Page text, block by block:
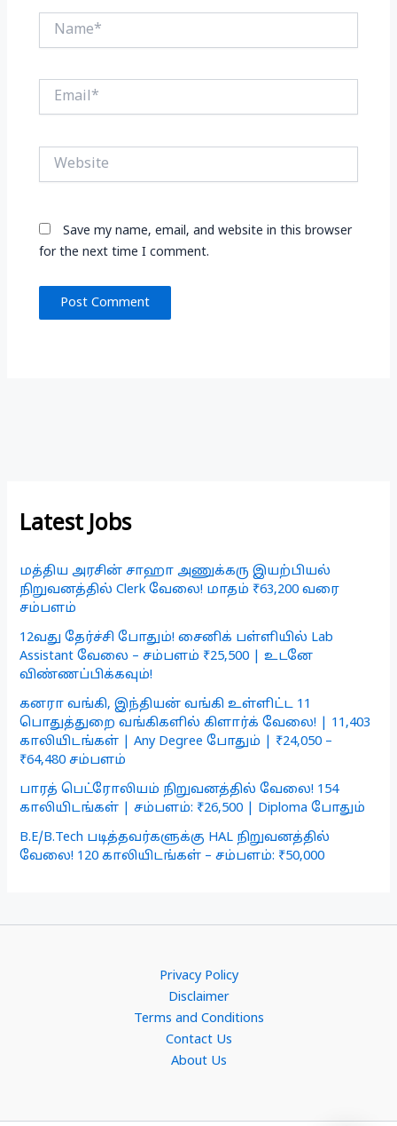
Name*
Email*
Website
Save my name, email, and website in this browser
for the next time I comment.
Latest Jobs
மத்திய அரசின் சாஹா அணுக்கரு இயற்பியல்
நிறுவனத்தில் Clerk வேலை! மாதம் ₹63,200 வரை
சம்பளம்
12வது தேர்ச்சி போதும்! சைனிக் பள்ளியில் Lab
Assistant வேலை – சம்பளம் ₹25,500 | உடனே
விண்ணப்பிக்கவும்!
கனரா வங்கி, இந்தியன் வங்கி உள்ளிட்ட 11
பொதுத்துறை வங்கிகளில் கிளார்க் வேலை! | 11,403
காலியிடங்கள் | Any Degree போதும் | ₹24,050 –
₹64,480 சம்பளம்
பாரத் பெட்ரோலியம் நிறுவனத்தில் வேலை! 154
காலியிடங்கள் | சம்பளம்: ₹26,500 | Diploma போதும்
B.E/B.Tech படித்தவர்களுக்கு HAL நிறுவனத்தில்
வேலை! 120 காலியிடங்கள் – சம்பளம்: ₹50,000
Privacy Policy
Disclaimer
Terms and Conditions
Contact Us
About Us